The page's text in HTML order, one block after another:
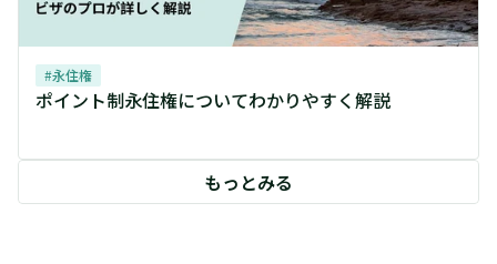
#永住権
ポイント制永住権についてわかりやすく解説
もっとみる